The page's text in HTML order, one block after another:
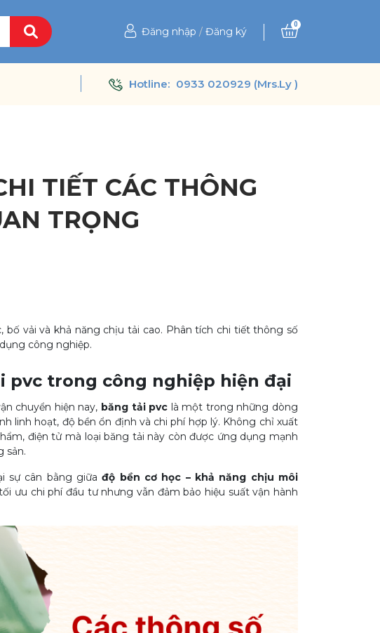
Đăng nhập / Đăng ký
0
Hotline: 0933 020929 (Mrs.Ly )
TIẾT CÁC THÔNG
TRỌNG
bố vải và khả năng chịu tải cao. Phân tích chi tiết thông số
công nghiệp.
pvc trong công nghiệp hiện đại
chuyển hiện nay, băng tải pvc là một trong những dòng
linh hoạt, độ bền ổn định và chi phí hợp lý. Không chỉ xuất
điện tử mà loại băng tải này còn được ứng dụng mạnh
sản.
sự cân bằng giữađộ bền cơ học – khả năng chịu môi
ưu chi phí đầu tư nhưng vẫn đảm bảo hiệu suất vận hành